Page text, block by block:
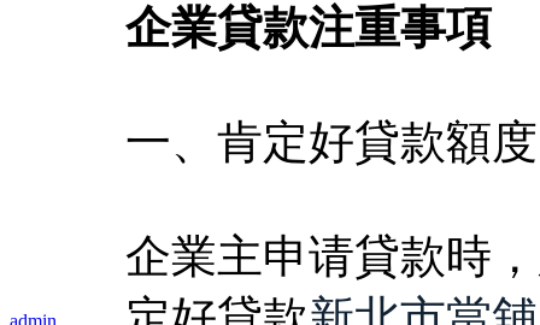
admin
企業貸款注重事項
一、肯定好貸款額
企業主申请貸款時